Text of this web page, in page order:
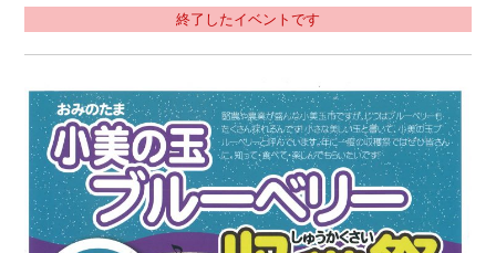
終了したイベントです